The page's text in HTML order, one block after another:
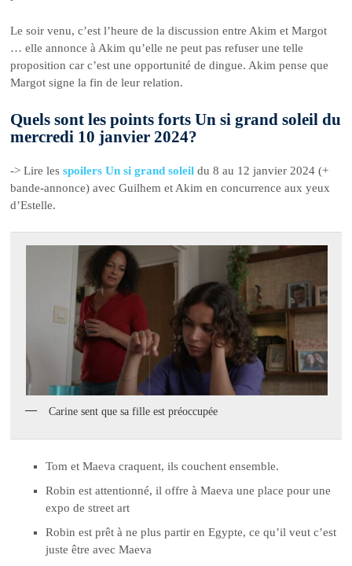
Le soir venu, c’est l’heure de la discussion entre Akim et Margot
… elle annonce à Akim qu’elle ne peut pas refuser une telle
proposition car c’est une opportunité de dingue. Akim pense que
Margot signe la fin de leur relation.
Quels sont les points forts Un si grand soleil du
mercredi 10 janvier 2024?
-> Lire lesspoilers Un si grand soleil du 8 au 12 janvier 2024 (+
bande-annonce) avec Guilhem et Akim en concurrence aux yeux
d’Estelle.
Carine sent que sa fille est préoccupée
Tom et Maeva craquent, ils couchent ensemble.
Robin est attentionné, il offre à Maeva une place pour une
expo de street art
Robin est prêt à ne plus partir en Egypte, ce qu’il veut c’est
juste être avec Maeva